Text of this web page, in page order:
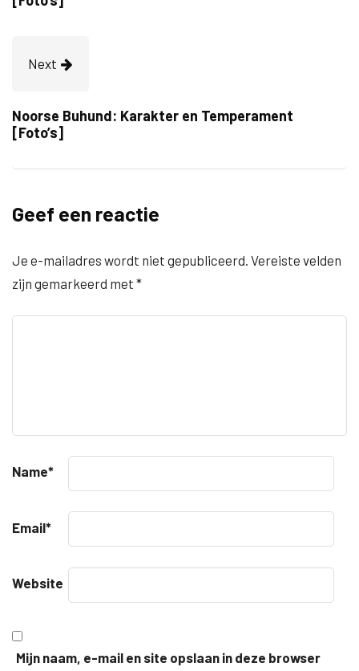
Next
Noorse Buhund: Karakter en Temperament
[Foto’s]
Geef een reactie
Je e-mailadres wordt niet gepubliceerd. Vereiste velden
zijn gemarkeerd met *
Name*
Email*
Website
Mijn naam, e-mail en site opslaan in deze browser